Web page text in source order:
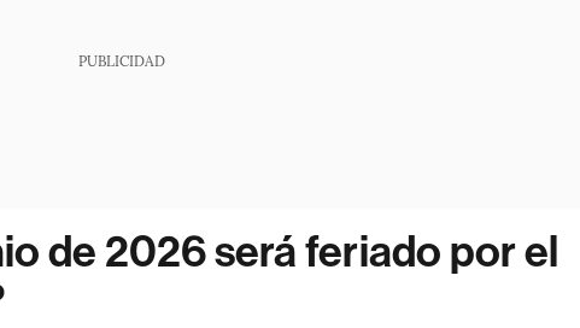
PUBLICIDAD
de 2026 será feriado por el